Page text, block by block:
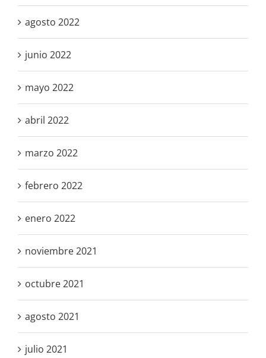
agosto 2022
junio 2022
mayo 2022
abril 2022
marzo 2022
febrero 2022
enero 2022
noviembre 2021
octubre 2021
agosto 2021
julio 2021